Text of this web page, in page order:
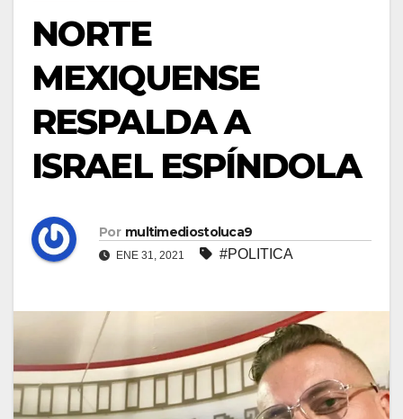
NORTE
MEXIQUENSE
RESPALDA A
ISRAEL ESPÍNDOLA
Por multimediostoluca9
ENE 31, 2021 #POLITICA